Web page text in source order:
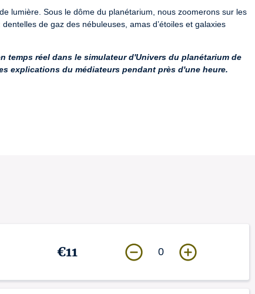
lumière. Sous le dôme du planétarium, nous zoomerons sur les
de gaz des nébuleuses, amas d’étoiles et galaxies
temps réel dans le simulateur d'Univers du planétarium de
explications du médiateurs pendant près d'une heure.
€11 0